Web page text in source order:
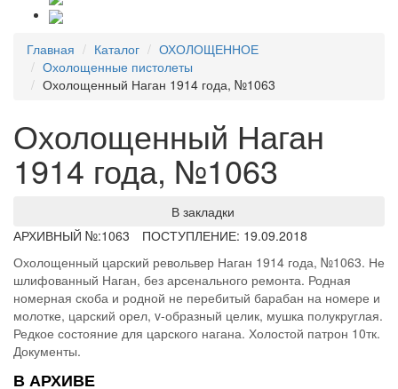
Главная Каталог
ОХОЛОЩЕННОЕ
Охолощенные пистолеты
Охолощенный Наган 1914 года, №1063
Охолощенный Наган
1914 года, №1063
В закладки
АРХИВНЫЙ №:1063
ПОСТУПЛЕНИЕ: 19.09.2018
Охолощенный царский револьвер Наган 1914 года, №1063. Не
шлифованный Наган, без арсенального ремонта. Родная
номерная скоба и родной не перебитый барабан на номере и
молотке, царский орел, v-образный целик, мушка полукруглая.
Редкое состояние для царского нагана. Холостой патрон 10тк.
Документы.
В АРХИВЕ